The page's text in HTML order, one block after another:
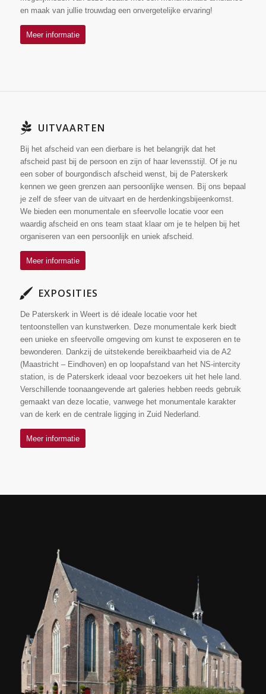
en maak van jullie trouwdag een onvergetelijke ervaring!
Meer informatie
UITVAARTEN
Bij het afscheid van een dierbare is het belangrijk dat het
afscheid past bij de persoon en zijn of haar levensstijl. Of je nu
een sober of bourgondisch afscheid wenst, bij de Paterskerk
kennen we geen grenzen aan persoonlijke wensen. Bij ons bepaal
je zelf de sfeer van de uitvaart en de herdenkingsbijeenkomst.
We bieden een monumentale en sfeervolle locatie voor een
waardig afscheid en ons team staat klaar om je te helpen bij het
organiseren van een persoonlijk en uniek afscheid.
Meer informatie
EXPOSITIES
De Paterskerk in Weert is dé ideale locatie voor het
tentoonstellen van kunstwerken. Deze monumentale kerk biedt
een unieke en sfeervolle omgeving om kunst te exposeren en te
bewonderen. Dankzij de uitstekende bereikbaarheid via de A2
(Maastricht – Eindhoven) en op loopafstand van het NS-intercity
station, is de Paterskerk ideaal voor bezoekers uit het hele land.
Verschillende toonaangevende art galeries hebben reeds gebruik
gemaakt van deze locatie, vanwege het monumentale karakter
van de kerk en de centrale ligging in Zuid Nederland.
Meer informatie